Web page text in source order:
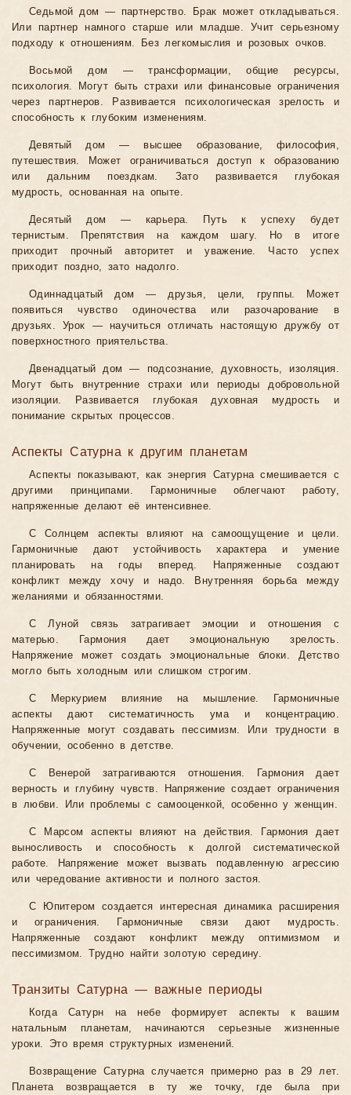
Седьмой дом — партнерство. Брак может откладываться.
Или партнер намного старше или младше. Учит серьезному
подходу к отношениям. Без легкомыслия и розовых очков.
Восьмой дом — трансформации, общие ресурсы,
психология. Могут быть страхи или финансовые ограничения
через партнеров. Развивается психологическая зрелость и
способность к глубоким изменениям.
Девятый дом — высшее образование, философия,
путешествия. Может ограничиваться доступ к образованию
или дальним поездкам. Зато развивается глубокая
мудрость, основанная на опыте.
Десятый дом — карьера. Путь к успеху будет
тернистым. Препятствия на каждом шагу. Но в итоге
приходит прочный авторитет и уважение. Часто успех
приходит поздно, зато надолго.
Одиннадцатый дом — друзья, цели, группы. Может
появиться чувство одиночества или разочарование в
друзьях. Урок — научиться отличать настоящую дружбу от
поверхностного приятельства.
Двенадцатый дом — подсознание, духовность, изоляция.
Могут быть внутренние страхи или периоды добровольной
изоляции. Развивается глубокая духовная мудрость и
понимание скрытых процессов.
Аспекты Сатурна к другим планетам
Аспекты показывают, как энергия Сатурна смешивается с
другими принципами. Гармоничные облегчают работу,
напряженные делают её интенсивнее.
С Солнцем аспекты влияют на самоощущение и цели.
Гармоничные дают устойчивость характера и умение
планировать на годы вперед. Напряженные создают
конфликт между хочу и надо. Внутренняя борьба между
желаниями и обязанностями.
С Луной связь затрагивает эмоции и отношения с
матерью. Гармония дает эмоциональную зрелость.
Напряжение может создать эмоциональные блоки. Детство
могло быть холодным или слишком строгим.
С Меркурием влияние на мышление. Гармоничные
аспекты дают систематичность ума и концентрацию.
Напряженные могут создавать пессимизм. Или трудности в
обучении, особенно в детстве.
С Венерой затрагиваются отношения. Гармония дает
верность и глубину чувств. Напряжение создает ограничения
в любви. Или проблемы с самооценкой, особенно у женщин.
С Марсом аспекты влияют на действия. Гармония дает
выносливость и способность к долгой систематической
работе. Напряжение может вызвать подавленную агрессию
или чередование активности и полного застоя.
С Юпитером создается интересная динамика расширения
и ограничения. Гармоничные связи дают мудрость.
Напряженные создают конфликт между оптимизмом и
пессимизмом. Трудно найти золотую середину.
Транзиты Сатурна — важные периоды
Когда Сатурн на небе формирует аспекты к вашим
натальным планетам, начинаются серьезные жизненные
уроки. Это время структурных изменений.
Возвращение Сатурна случается примерно раз в 29 лет.
Планета возвращается в ту же точку, где была при